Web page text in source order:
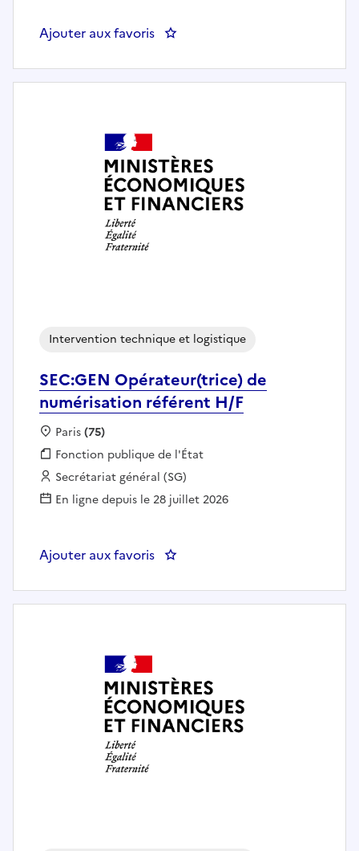
Ajouter aux favoris : PREF69 - Agent(e)
SEC:GEN Opérateur(trice) de
numérisation référent H/F
Intervention technique et logistique
Localisation :
Paris(75)
Fonction publique :
Fonction publique de l'État
Employeur :
Secrétariat général (SG)
En ligne depuis le 28 juillet 2026
Ajouter aux favoris : SEC:GEN Opérateur(trice) de